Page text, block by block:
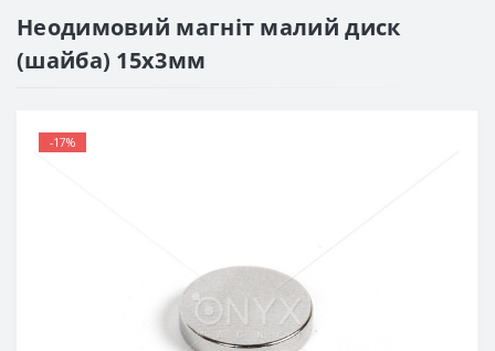
Неодимовий магніт малий диск
(шайба) 15х3мм
-17%